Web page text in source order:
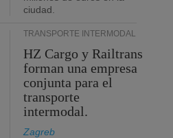
ciudad.
TRANSPORTE INTERMODAL
HZ Cargo y Railtrans
forman una empresa
conjunta para el
transporte
intermodal.
Zagreb